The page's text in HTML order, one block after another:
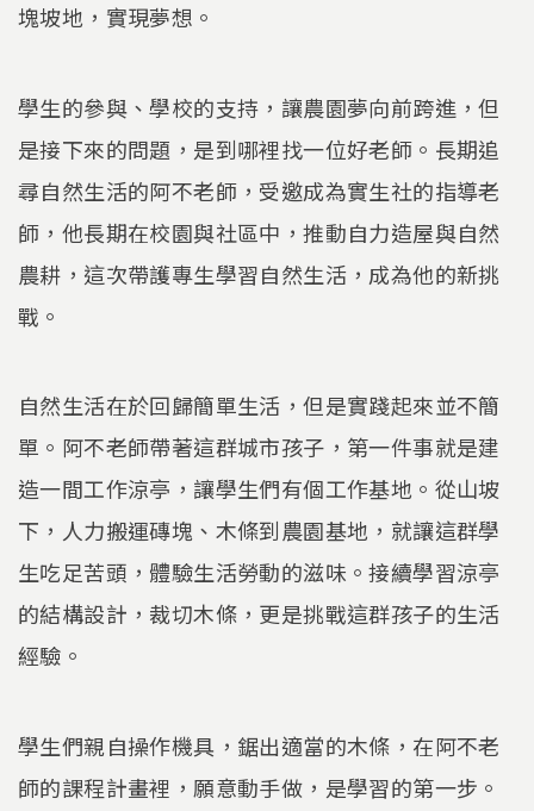
塊坡地，實現夢想。
學生的參與、學校的支持，讓農園夢向前跨進，但
是接下來的問題，是到哪裡找一位好老師。長期追
尋自然生活的阿不老師，受邀成為實生社的指導老
師，他長期在校園與社區中，推動自力造屋與自然
農耕，這次帶護專生學習自然生活，成為他的新挑
戰。
自然生活在於回歸簡單生活，但是實踐起來並不簡
單。阿不老師帶著這群城市孩子，第一件事就是建
造一間工作涼亭，讓學生們有個工作基地。從山坡
下，人力搬運磚塊、木條到農園基地，就讓這群學
生吃足苦頭，體驗生活勞動的滋味。接續學習涼亭
的結構設計，裁切木條，更是挑戰這群孩子的生活
經驗。
學生們親自操作機具，鋸出適當的木條，在阿不老
師的課程計畫裡，願意動手做，是學習的第一步。